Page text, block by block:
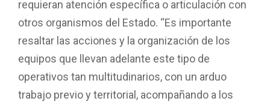
requieran atención específica o articulación con
otros organismos del Estado. “Es importante
resaltar las acciones y la organización de los
equipos que llevan adelante este tipo de
operativos tan multitudinarios, con un arduo
trabajo previo y territorial, acompañando a los